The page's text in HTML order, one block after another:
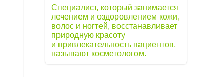
Специалист, который занимается
лечением и оздоровлением кожи,
волос и ногтей, восстанавливает
природную красоту
и привлекательность пациентов,
называют косметологом.